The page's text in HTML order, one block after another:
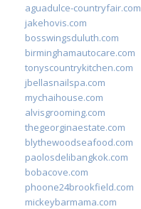
aguadulce-countryfair.com
jakehovis.com
bosswingsduluth.com
birminghamautocare.com
tonyscountrykitchen.com
jbellasnailspa.com
mychaihouse.com
alvisgrooming.com
thegeorginaestate.com
blythewoodseafood.com
paolosdelibangkok.com
bobacove.com
phoone24brookfield.com
mickeybarmama.com